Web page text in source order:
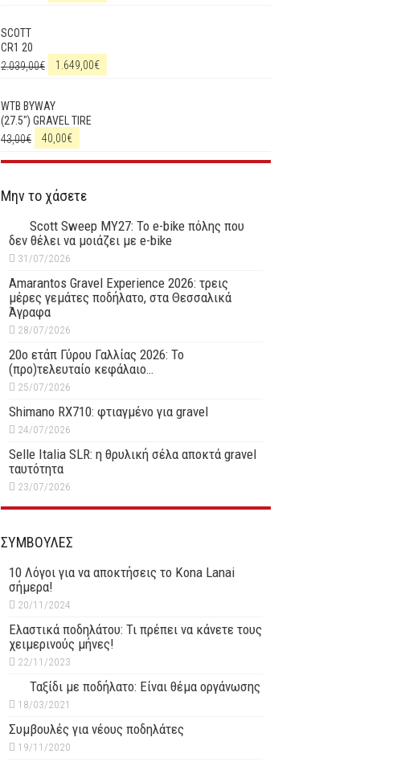
SCOTT
CR1 20
2.039,00€ 1.649,00€
WTB BYWAY
(27.5") GRAVEL TIRE
43,00€ 40,00€
Μην το χάσετε
Scott Sweep MY27: Το e-bike πόλης που
δεν θέλει να μοιάζει με e-bike
31/07/2026
Amarantos Gravel Experience 2026: τρεις
μέρες γεμάτες ποδήλατο, στα Θεσσαλικά
Άγραφα
28/07/2026
20ο ετάπ Γύρου Γαλλίας 2026: Το
(προ)τελευταίο κεφάλαιο…
25/07/2026
Shimano RX710: φτιαγμένο για gravel
24/07/2026
Selle Italia SLR: η θρυλική σέλα αποκτά gravel
ταυτότητα
23/07/2026
ΣΥΜΒΟΥΛΕΣ
10 Λόγοι για να αποκτήσεις το Kona Lanai
σήμερα!
20/11/2024
Ελαστικά ποδηλάτου: Τι πρέπει να κάνετε τους
χειμερινούς μήνες!
22/11/2023
Ταξίδι με ποδήλατο: Είναι θέμα οργάνωσης
18/03/2021
Συμβουλές για νέους ποδηλάτες
19/11/2020